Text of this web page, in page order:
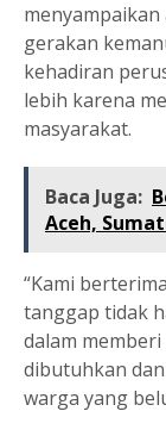
gerakan
kehadiran
lebih karena
masyarakat.
Baca Juga:
Aceh,
“Kami
tanggap tidak
dalam
dibutuhkan
warga yang